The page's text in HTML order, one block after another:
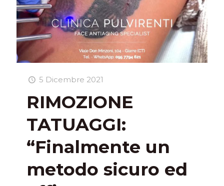
5 Dicembre 2021
RIMOZIONE
TATUAGGI:
“Finalmente un
metodo sicuro ed